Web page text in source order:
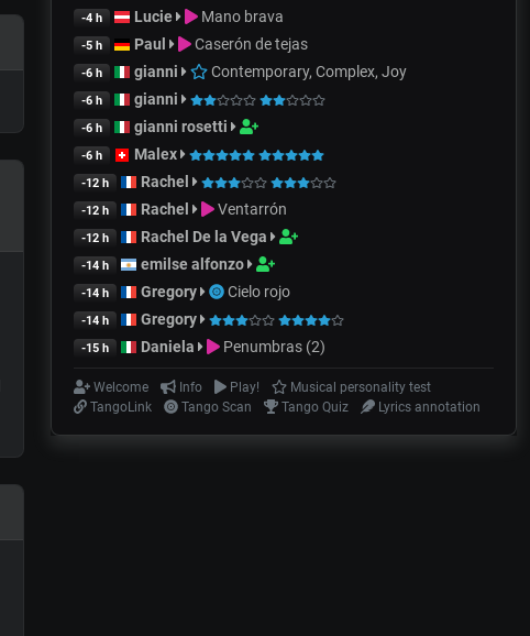
-4 h Lucie Mano brava
-5 h Paul Caserón de tejas
-6 h gianni Contemporary, Complex, Joy
-6 h gianni
-6 h gianni rosetti
-6 h Malex
-12 h Rachel
-12 h Rachel Ventarrón
-12 h Rachel De la Vega
-14 h emilse alfonzo
-14 h Gregory Cielo rojo
-14 h Gregory
-15 h Daniela Penumbras (2)
Welcome Info Play!
Musical personality test
TangoLink
Tango Scan Tango Quiz Lyrics annotation